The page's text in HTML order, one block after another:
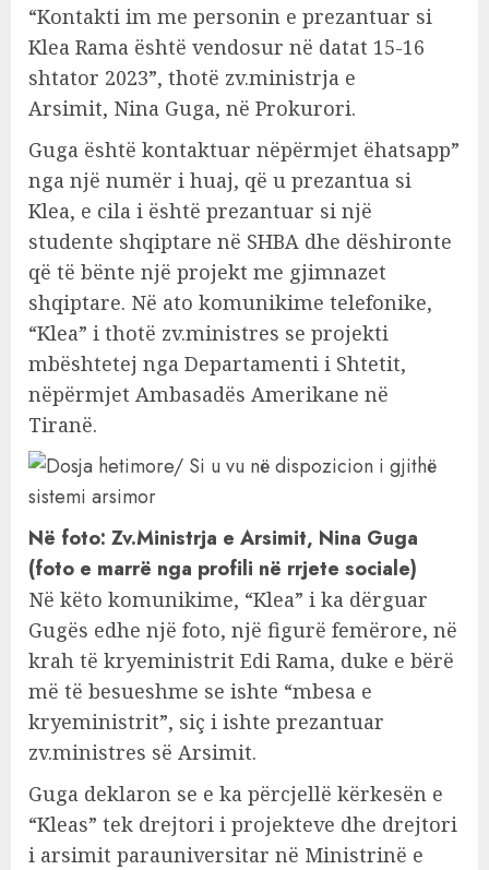
“Kontakti im me personin e prezantuar si
Klea Rama është vendosur në datat 15-16
shtator 2023”, thotë zv.ministrja e
Arsimit, Nina Guga, në Prokurori.
Guga është kontaktuar nëpërmjet ëhatsapp”
nga një numër i huaj, që u prezantua si
Klea, e cila i është prezantuar si një
studente shqiptare në SHBA dhe dëshironte
që të bënte një projekt me gjimnazet
shqiptare. Në ato komunikime telefonike,
“Klea” i thotë zv.ministres se projekti
mbështetej nga Departamenti i Shtetit,
nëpërmjet Ambasadës Amerikane në
Tiranë.
Në foto: Zv.Ministrja e Arsimit, Nina Guga
(foto e marrë nga profili në rrjete sociale)
Në këto komunikime, “Klea” i ka dërguar
Gugës edhe një foto, një figurë femërore, në
krah të kryeministrit Edi Rama, duke e bërë
më të besueshme se ishte “mbesa e
kryeministrit”, siç i ishte prezantuar
zv.ministres së Arsimit.
Guga deklaron se e ka përcjellë kërkesën e
“Kleas” tek drejtori i projekteve dhe drejtori
i arsimit parauniversitar në Ministrinë e